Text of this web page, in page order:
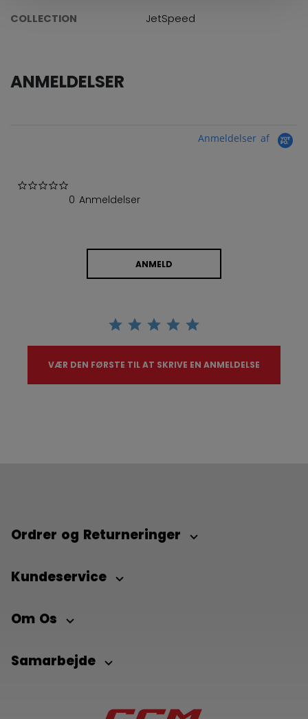
COLLECTION
JetSpeed
ANMELDELSER
Anmeldelser af
0 Anmeldelser
ANMELD
VÆR DEN FØRSTE TIL AT SKRIVE EN ANMELDELSE
Ordrer og Returneringer
Kundeservice
Om Os
Samarbejde